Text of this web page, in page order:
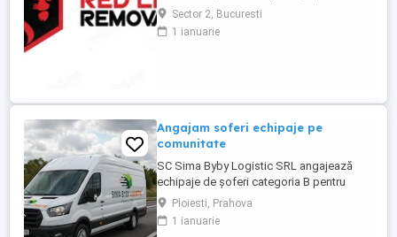
sau pre-settle status în UK), serios,
punctual și cu responsabilitate. Dacă știi
să conduci bine, să ai grijă de marfa
Sector 2, Bucuresti
1 ianuarie
Angajam soferi echipaje pe
comunitate
SC Sima Byby Logistic SRL angajează
echipaje de șoferi categoria B pentru
transport internațional (comunitate)!
Căutăm echipaje formate din 2 șoferi,
posesori ai permisului categoria B, pentru
Ploiesti, Prahova
1 ianuarie